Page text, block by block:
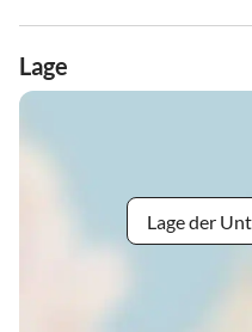
Lage
Lage der